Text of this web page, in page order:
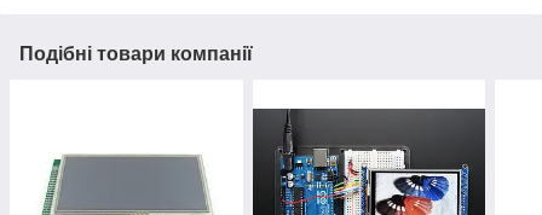
Подібні товари компанії